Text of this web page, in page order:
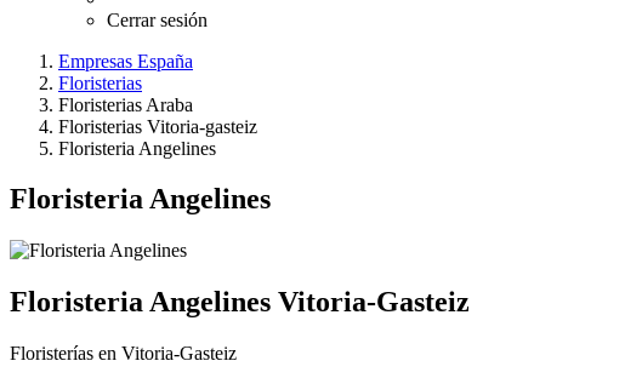
Cerrar sesión
Empresas España
Floristerias
Floristerias Araba
Floristerias Vitoria-gasteiz
Floristeria Angelines
Floristeria Angelines
Floristeria Angelines Vitoria-Gasteiz
Floristerías en Vitoria-Gasteiz